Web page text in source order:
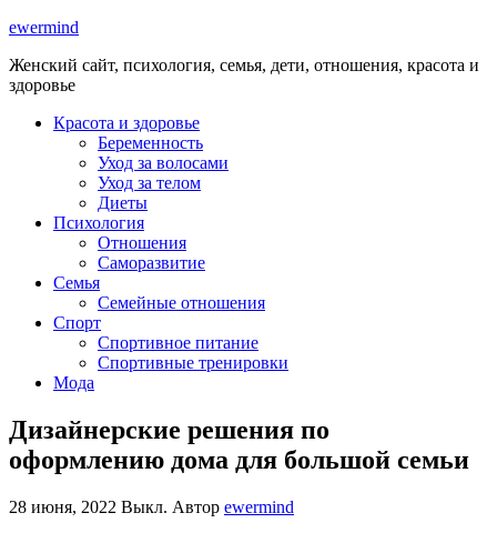
ewermind
Женский сайт, психология, семья, дети, отношения, красота и
здоровье
Красота и здоровье
Беременность
Уход за волосами
Уход за телом
Диеты
Психология
Отношения
Саморазвитие
Семья
Семейные отношения
Спорт
Спортивное питание
Спортивные тренировки
Мода
Дизайнерские решения по
оформлению дома для большой семьи
28 июня, 2022 Выкл. Автор ewermind